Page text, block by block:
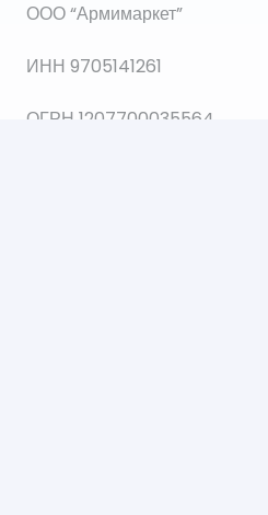
ООО “Армимаркет”
ИНН 9705141261
ОГРН 1207700035564